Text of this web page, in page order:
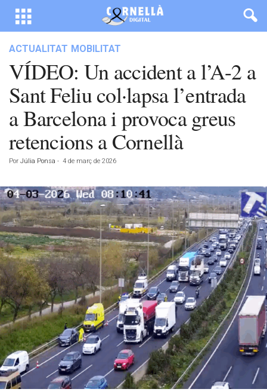
ACTUALITAT MOBILITAT
VÍDEO: Un accident a l’A-2 a
Sant Feliu col·lapsa l’entrada
a Barcelona i provoca greus
retencions a Cornellà
Por Júlia Ponsa - 4 de març de 2026